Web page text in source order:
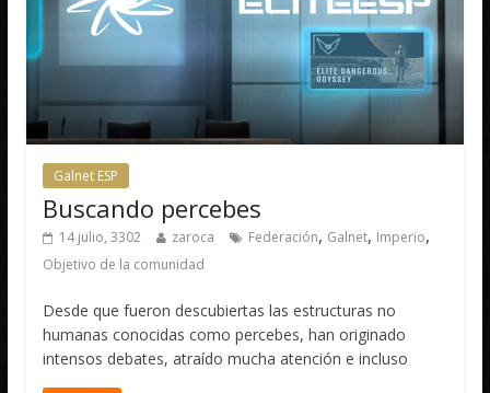
Galnet ESP
Buscando percebes
14 julio, 3302 zaroca Federación, Galnet, Imperio,
Objetivo de la comunidad
Desde que fueron descubiertas las estructuras no
humanas conocidas como percebes, han originado
intensos debates, atraído mucha atención e incluso